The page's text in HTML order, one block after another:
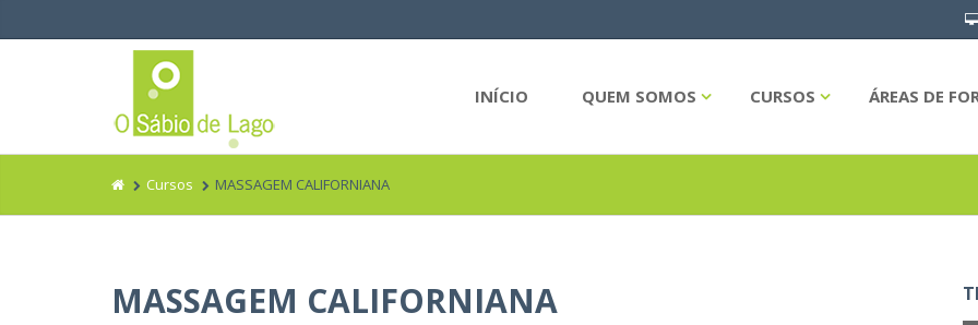
INÍCIO QUEM SOMOS CURSOS ÁREAS DE
Cursos MASSAGEM CALIFORNIANA
MASSAGEM CALIFORNIANA